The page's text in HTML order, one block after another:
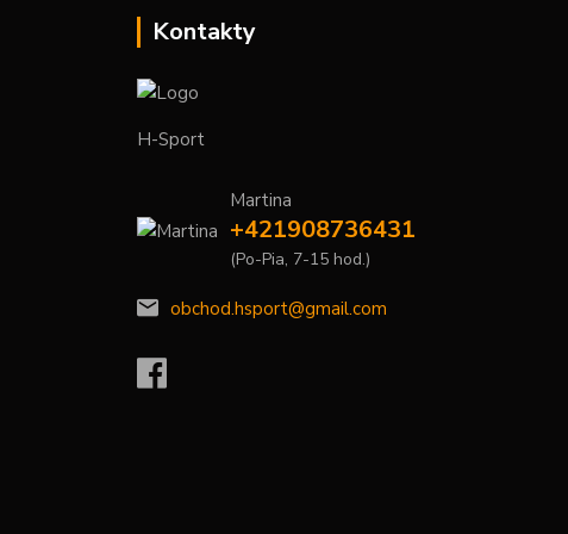
Kontakty
H-Sport
Martina
+421908736431
(Po-Pia, 7-15 hod.)
obchod.hsport@gmail.com